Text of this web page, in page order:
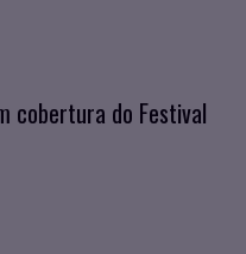
cobertura do Festival